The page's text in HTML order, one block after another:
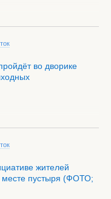
во дворике
жителей
месте пустыря (ФОТО;